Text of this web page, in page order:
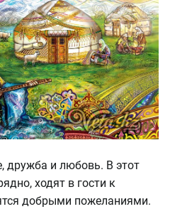
дружба и любовь. В этот
ходят в гости к
добрыми пожеланиями.